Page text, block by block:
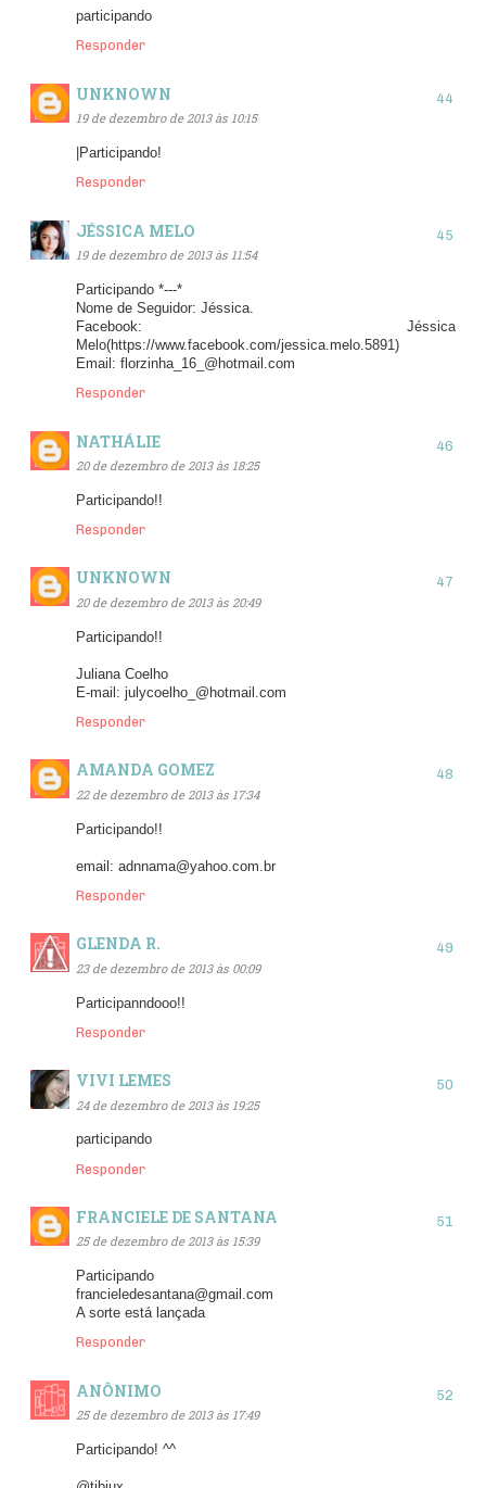
participando
Responder
UNKNOWN
19 de dezembro de 2013 às 10:15
|Participando!
Responder
JÉSSICA MELO
19 de dezembro de 2013 às 11:54
Participando *---*
Nome de Seguidor: Jéssica.
Facebook: Jéssica
Melo(https://www.facebook.com/jessica.melo.5891)
Email: florzinha_16_@hotmail.com
Responder
NATHÁLIE
20 de dezembro de 2013 às 18:25
Participando!!
Responder
UNKNOWN
20 de dezembro de 2013 às 20:49
Participando!!
Juliana Coelho
E-mail: julycoelho_@hotmail.com
Responder
AMANDA GOMEZ
22 de dezembro de 2013 às 17:34
Participando!!
email: adnnama@yahoo.com.br
Responder
GLENDA R.
23 de dezembro de 2013 às 00:09
Participanndooo!!
Responder
VIVI LEMES
24 de dezembro de 2013 às 19:25
participando
Responder
FRANCIELE DE SANTANA
25 de dezembro de 2013 às 15:39
Participando
francieledesantana@gmail.com
A sorte está lançada
Responder
ANÔNIMO
25 de dezembro de 2013 às 17:49
Participando! ^^